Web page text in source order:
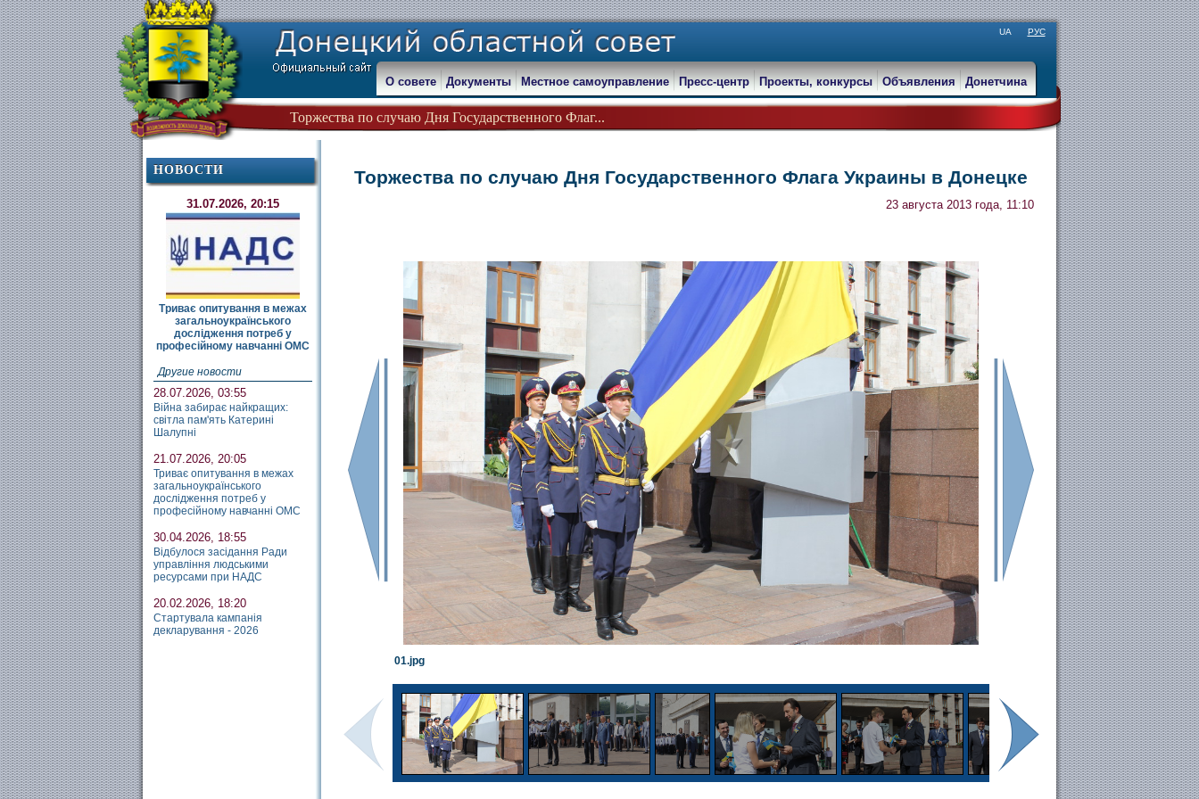
UA РУС
Торжества по случаю Дня Государственного Флаг...
О совете Документы Местное самоуправление Пресс-центр Проекты, конкурсы Объявления Донетчина
НОВОСТИ
31.07.2026, 20:15
Триває опитування в межах
загальноукраїнського
дослідження потреб у
професійному навчанні ОМС
Другие новости
28.07.2026, 03:55
Війна забирає найкращих:
світла пам'ять Катерині
Шалупні
21.07.2026, 20:05
Триває опитування в межах
загальноукраїнського
дослідження потреб у
професійному навчанні ОМС
30.04.2026, 18:55
Відбулося засідання Ради
управління людськими
ресурсами при НАДС
20.02.2026, 18:20
Стартувала кампанія
декларування - 2026
Торжества по случаю Дня Государственного Флага Украины в Донецке
23 августа 2013 года, 11:10
01.jpg